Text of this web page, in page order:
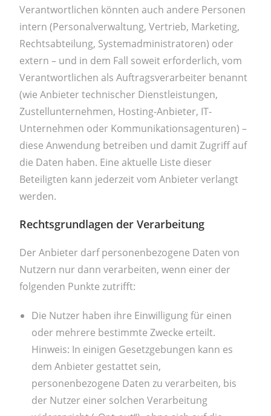
Verantwortlichen könnten auch andere Personen
intern (Personalverwaltung, Vertrieb, Marketing,
Rechtsabteilung, Systemadministratoren) oder
extern – und in dem Fall soweit erforderlich, vom
Verantwortlichen als Auftragsverarbeiter benannt
(wie Anbieter technischer Dienstleistungen,
Zustellunternehmen, Hosting-Anbieter, IT-
Unternehmen oder Kommunikationsagenturen) –
diese Anwendung betreiben und damit Zugriff auf
die Daten haben. Eine aktuelle Liste dieser
Beteiligten kann jederzeit vom Anbieter verlangt
werden.
Rechtsgrundlagen der Verarbeitung
Der Anbieter darf personenbezogene Daten von
Nutzern nur dann verarbeiten, wenn einer der
folgenden Punkte zutrifft:
Die Nutzer haben ihre Einwilligung für einen
oder mehrere bestimmte Zwecke erteilt.
Hinweis: In einigen Gesetzgebungen kann es
dem Anbieter gestattet sein,
personenbezogene Daten zu verarbeiten, bis
der Nutzer einer solchen Verarbeitung